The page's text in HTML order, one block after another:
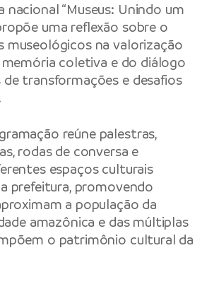
nacional “Museus: Unindo um
uma reflexão sobre o
museológicos na valorização
memória coletiva e do diálogo
transformações e desafios
reúne palestras,
rodas de conversa e
espaços culturais
prefeitura, promovendo
a população da
amazônica e das múltiplas
o patrimônio cultural da